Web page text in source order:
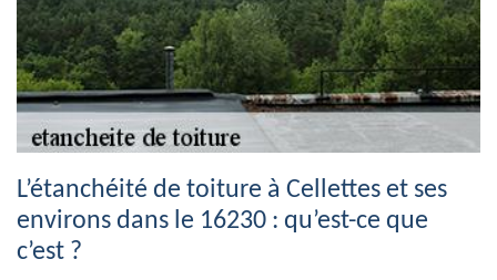
L’étanchéité de toiture à Cellettes et ses
environs dans le 16230 : qu’est-ce que
c’est ?